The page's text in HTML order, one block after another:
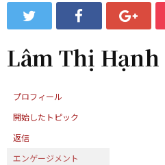
ッ
プ
フ
ォ
ム
Lâm Thị Hạnh
プロフィール
開始したトピック
返信
エンゲージメント